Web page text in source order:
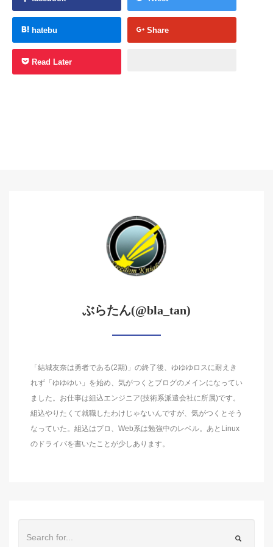
hatebu Share
Read Later
ぶらたん(@bla_tan)
「結城友奈は勇者である(2期)」の終了後、ゆゆゆロスに耐えき
れず「ゆゆゆい」を始め、気がつくとブログのメインになってい
ました。お仕事は組込エンジニア(技術系派遣会社に所属)です。
組込やりたくて就職したわけじゃないんですが、気がつくとそう
なっていた。組込はプロ、Web系は勉強中のレベル。あとLinux
のドライバを書いたことが少しあります。